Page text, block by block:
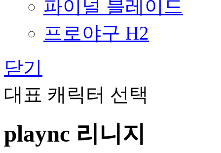
파이널 블레이드
프로야구 H2
닫기
대표 캐릭터 선택
plaync 리니지